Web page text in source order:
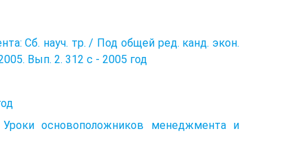
Сб. науч. тр. / Под общей ред. канд. экон.
Вып. 2. 312 с - 2005 год
основоположников менеджмента и